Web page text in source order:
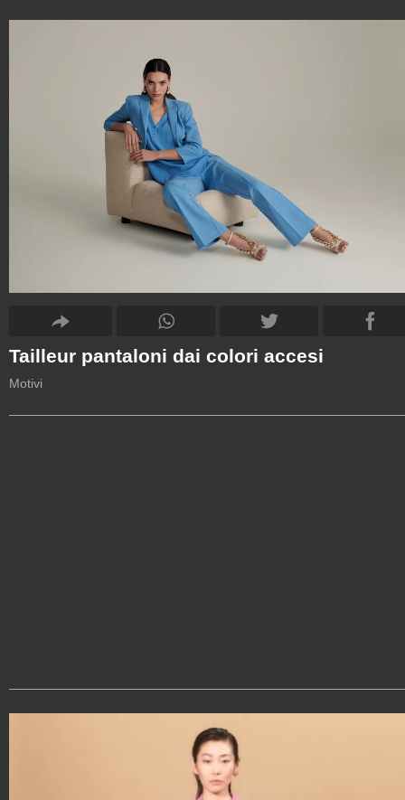
Tailleur pantaloni dai colori accesi
Motivi